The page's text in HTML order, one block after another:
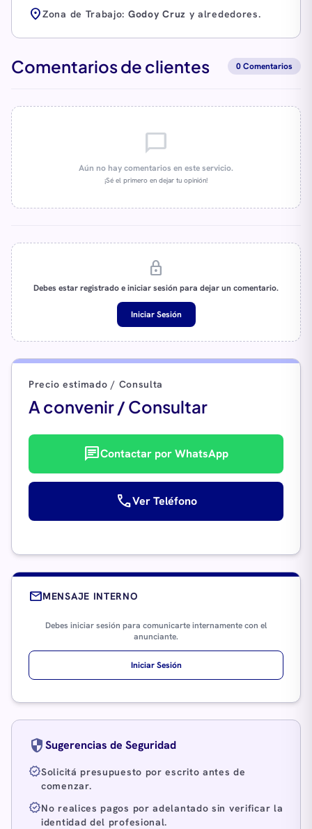
location_onZona de Trabajo: Godoy Cruz y alrededores.
Comentarios de clientes 0 Comentarios
chat_bubble_outline
Aún no hay comentarios en este servicio.
¡Sé el primero en dejar tu opinión!
lock
Debes estar registrado e iniciar sesión para dejar un comentario.
Iniciar Sesión
Precio estimado / Consulta
A convenir / Consultar
chatContactar por WhatsApp
callVer Teléfono
mailMENSAJE INTERNO
Debes iniciar sesión para comunicarte internamente con el
anunciante.
Iniciar Sesión
securitySugerencias de Seguridad
verifiedSolicitá presupuesto por escrito antes de
comenzar.
verifiedNo realices pagos por adelantado sin verificar la
identidad del profesional.